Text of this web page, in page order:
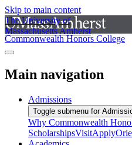
Skip to main content
The University of
Massachusetts Amherst
Commonwealth Honors College
Main navigation
Admissions
Toggle submenu for
Why Commonwealth
ScholarshipsVisitApply